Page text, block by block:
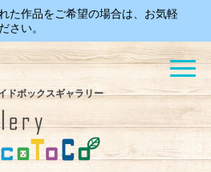
た作品をご希望の場合は、お気軽
さい。
ドボックスギャラリー